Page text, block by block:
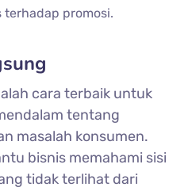
terhadap promosi.
cara terbaik untuk
tentang
masalah konsumen.
bisnis memahami sisi
tidak terlihat dari